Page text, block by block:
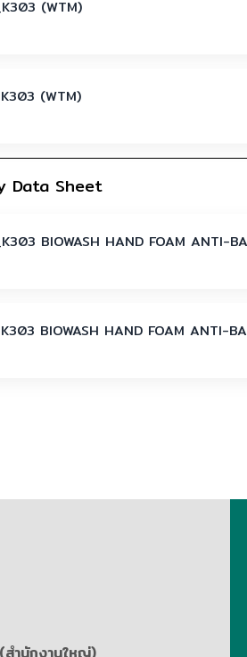
(WTM)
(WTM)
Data Sheet
BIOWASH HAND FOAM ANTI-
BIOWASH HAND FOAM ANTI-